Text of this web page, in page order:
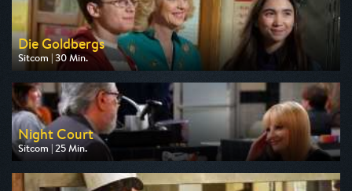
Die Goldbergs
Sitcom | 30 Min.
Ausgestrahlt von Pro 7
am 08.08.2026, 12:45
Night Court
Sitcom | 25 Min.
Ausgestrahlt von Pro 7
am 08.08.2026, 09:25